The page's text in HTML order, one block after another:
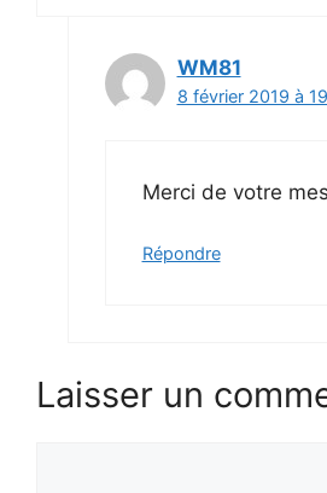
WM81
8 février 2019 à
Merci de votre
Répondre
Laisser un